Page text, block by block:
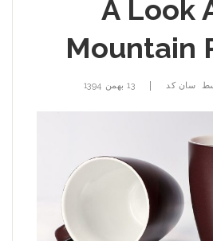
A Look
Mountain
سان کد 13 بهمن 1394